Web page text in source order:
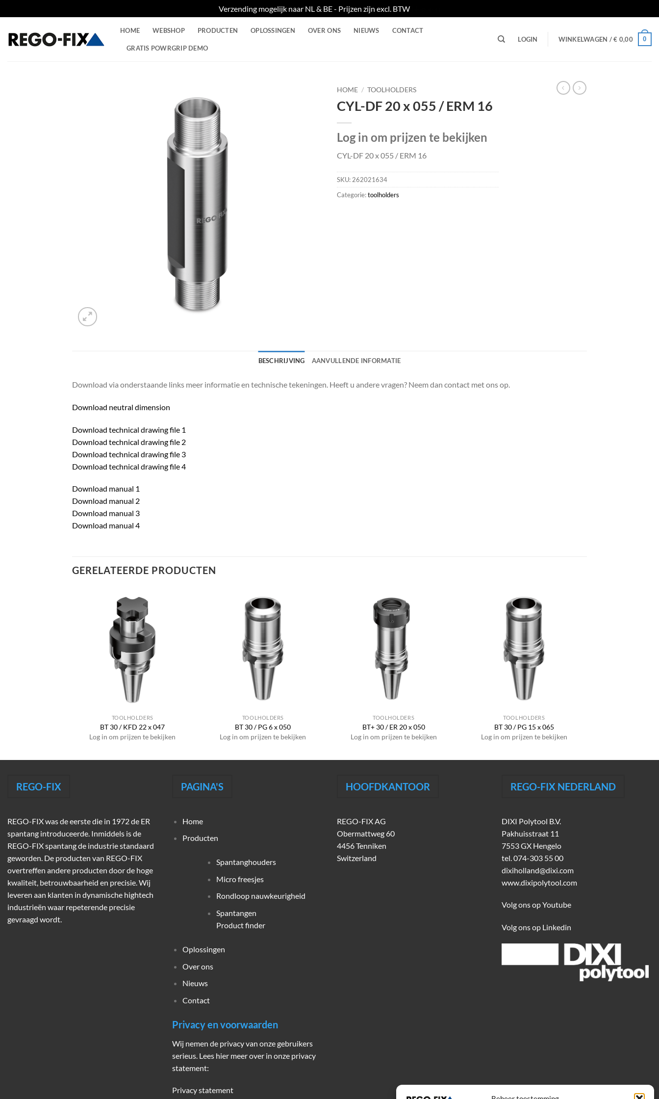
Verzending mogelijk naar NL & BE - Prijzen zijn excl. BTW
naar
inhoud
HOME WEBSHOP PRODUCTEN OPLOSSINGEN OVER ONS NIEUWS CONTACT
GRATIS POWRGRIP DEMO
LOGIN WINKELWAGEN /€ 0,00 0
HOME / TOOLHOLDERS
CYL-DF 20 x 055 / ERM 16
Log in om prijzen te bekijken
CYL-DF 20 x 055 / ERM 16
SKU: 262021634
Categorie:toolholders
BESCHRIJVING AANVULLENDE INFORMATIE
Download via onderstaande links meer informatie en technische tekeningen. Heeft u andere vragen? Neem dan contact met ons op.
Download neutral dimension
Download technical drawing file 1
Download technical drawing file 2
Download technical drawing file 3
Download technical drawing file 4
Download manual 1
Download manual 2
Download manual 3
Download manual 4
GERELATEERDE PRODUCTEN
TOOLHOLDERS
BT 30 / KFD 22 x 047
Log in om prijzen te bekijken
TOOLHOLDERS
BT 30 / PG 6 x 050
Log in om prijzen te bekijken
TOOLHOLDERS
BT+ 30 / ER 20 x 050
Log in om prijzen te bekijken
TOOLHOLDERS
BT 30 / PG 15 x 065
Log in om prijzen te bekijken
REGO-FIX
REGO-FIX was de eerste die in 1972 de ER
spantang introduceerde. Inmiddels is de
REGO-FIX spantang de industrie standaard
geworden. De producten van REGO-FIX
overtreffen andere producten door de hoge
kwaliteit, betrouwbaarheid en precisie. Wij
leveren aan klanten in dynamische hightech
industrieën waar repeterende precisie
gevraagd wordt.
PAGINA'S
Home
Producten
Spantanghouders
Micro freesjes
Rondloop nauwkeurigheid
Spantangen
Product finder
Oplossingen
Over ons
Nieuws
Contact
Privacy en voorwaarden
Wij nemen de privacy van onze gebruikers
serieus. Lees hier meer over in onze privacy
statement:
Privacy statement
HOOFDKANTOOR
REGO-FIX AG
Obermattweg 60
4456 Tenniken
Switzerland
REGO-FIX NEDERLAND
DIXI Polytool B.V.
Pakhuisstraat 11
7553 GX Hengelo
tel. 074-303 55 00
dixiholland@dixi.com
www.dixipolytool.com
Volg ons op Youtube
Volg ons op Linkedin